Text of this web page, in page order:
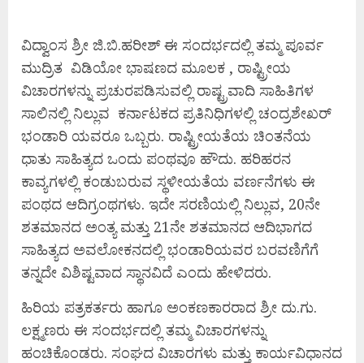
ವಿದ್ವಾಂಸ ಶ್ರೀ ಜಿ.ಬಿ.ಹರೀಶ್ ಈ ಸಂದರ್ಭದಲ್ಲಿ ತಮ್ಮ ಪೂರ್ವ
ಮುದ್ರಿತ ವಿಡಿಯೋ ಭಾಷಣದ ಮೂಲಕ , ರಾಷ್ಟ್ರೀಯ
ವಿಚಾರಗಳನ್ನು ಪ್ರಚುರಪಡಿಸುವಲ್ಲಿ ರಾಷ್ಟ್ರವಾದಿ ಸಾಹಿತಿಗಳ
ಸಾಲಿನಲ್ಲಿ ನಿಲ್ಲುವ ಕರ್ನಾಟಕದ ಪ್ರತಿನಿಧಿಗಳಲ್ಲಿ ಚಂದ್ರಶೇಖರ್
ಭಂಡಾರಿ ಯವರೂ ಒಬ್ಬರು. ರಾಷ್ಟ್ರೀಯತೆಯ ಚಿಂತನೆಯ
ಧಾತು ಸಾಹಿತ್ಯದ ಒಂದು ಪಂಥವೂ ಹೌದು. ಹರಿಹರನ
ಕಾವ್ಯಗಳಲ್ಲಿ ಕಂಡುಬರುವ ಸ್ಥಳೀಯತೆಯ ವರ್ಣನೆಗಳು ಈ
ಪಂಥದ ಆದಿಗ್ರಂಥಗಳು. ಇದೇ ಸರಣಿಯಲ್ಲಿ ನಿಲ್ಲುವ, 20ನೇ
ಶತಮಾನದ ಅಂತ್ಯ ಮತ್ತು 21ನೇ ಶತಮಾನದ ಆದಿಭಾಗದ
ಸಾಹಿತ್ಯದ ಅವಲೋಕನದಲ್ಲಿ ಭಂಡಾರಿಯವರ ಬರವಣಿಗೆಗೆ
ತನ್ನದೇ ವಿಶಿಷ್ಟವಾದ ಸ್ಥಾನವಿದೆ ಎಂದು ಹೇಳಿದರು.
ಹಿರಿಯ ಪತ್ರಕರ್ತರು ಹಾಗೂ ಅಂಕಣಕಾರರಾದ ಶ್ರೀ ದು.ಗು.
ಲಕ್ಷ್ಮಣರು ಈ ಸಂದರ್ಭದಲ್ಲಿ ತಮ್ಮ ವಿಚಾರಗಳನ್ನು
ಹಂಚಿಕೊಂಡರು. ಸಂಘದ ವಿಚಾರಗಳು ಮತ್ತು ಕಾರ್ಯವಿಧಾನದ